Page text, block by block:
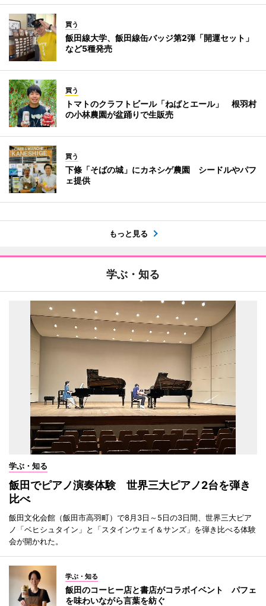
買う
飯田線大学、飯田線缶バッジ第2弾「開運セット」
など5種発売
買う
トマトのクラフトビール「ねばとエール」 根羽村
の小林農園が盆踊りで生販売
買う
下條「そばの城」にカネシゲ農園 シードルやパフ
ェ提供
もっと見る
学ぶ・知る
学ぶ・知る
飯田でピアノ演奏体験 世界三大ピアノ2台を弾き
比べ
飯田文化会館（飯田市高羽町）で8月3日～5日の3日間、世界三大ピア
ノ「ベヒシュタイン」と「スタインウェイ＆サンズ」を弾き比べる体験
会が開かれた。
学ぶ・知る
飯田のコーヒー店と書店がコラボイベント パフェ
を味わいながら言葉を紡ぐ